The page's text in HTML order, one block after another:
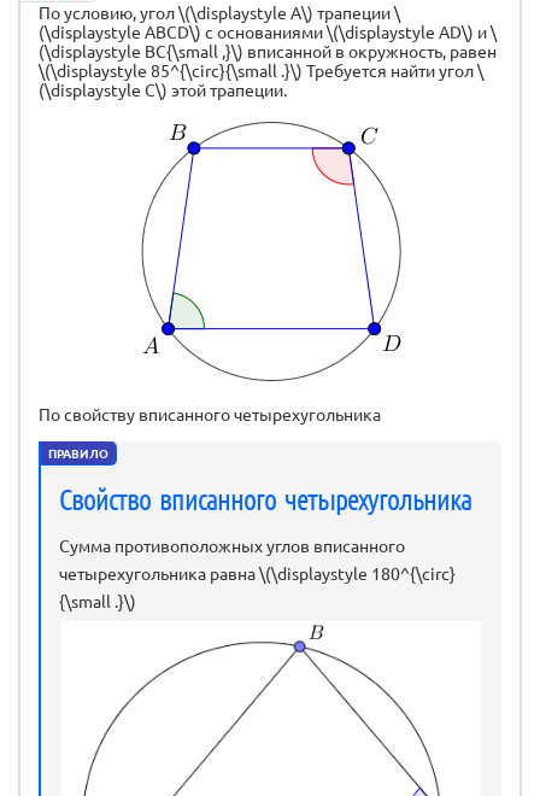
По условию, угол \(\displaystyle A\) трапеции \
(\displaystyle ABCD\) с основаниями \(\displaystyle AD\) и \
(\displaystyle BC{\small ,}\) вписанной в окружность, равен
\(\displaystyle 85^{\circ}{\small .}\) Требуется найти угол \
(\displaystyle C\) этой трапеции.
По свойству вписанного четырехугольника
ПРАВИЛО
Свойство вписанного четырехугольника
Сумма противоположных углов вписанного
четырехугольника равна \(\displaystyle 180^{\circ}
{\small .}\)